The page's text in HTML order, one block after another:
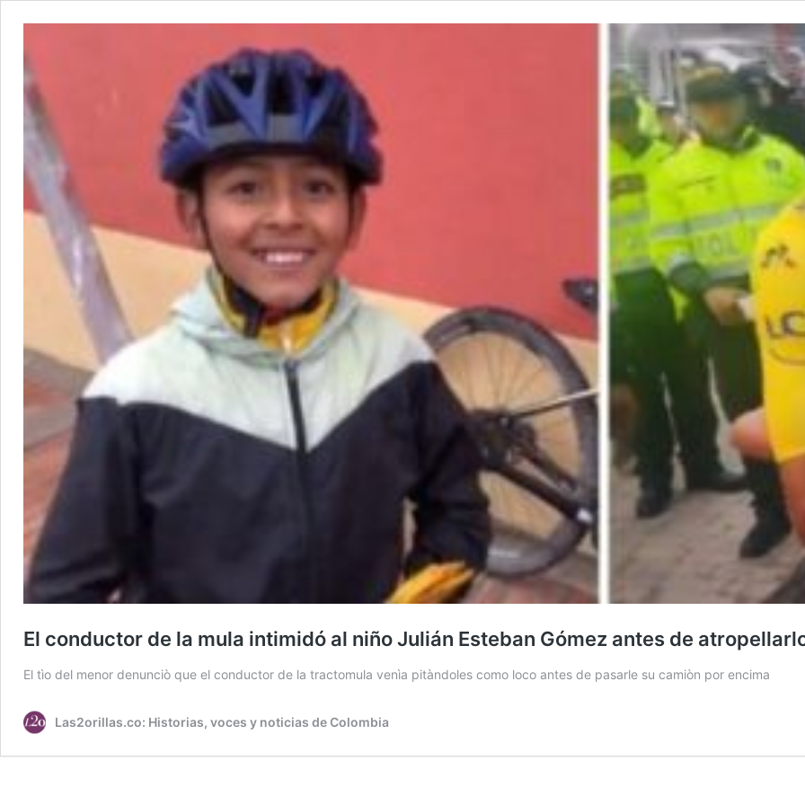
El conductor de la mula intimidó al niño Julián Esteban Gómez antes de
El tìo del menor denunciò que el conductor de la tractomula venìa pitàndoles como loco antes de pasarle su camiòn por encima
Las2orillas.co: Historias, voces y noticias de Colombia